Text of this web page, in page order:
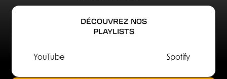
DÉCOUVREZ NOS
PLAYLISTS
YouTube Spotify